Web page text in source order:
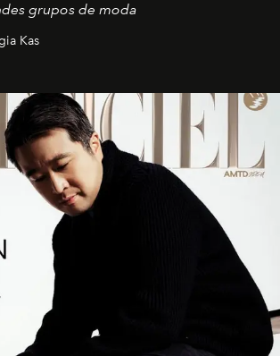
grupos de moda
Kas